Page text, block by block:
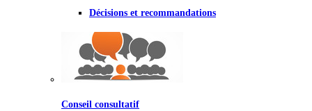
Décisions et recommandations
Conseil consultatif